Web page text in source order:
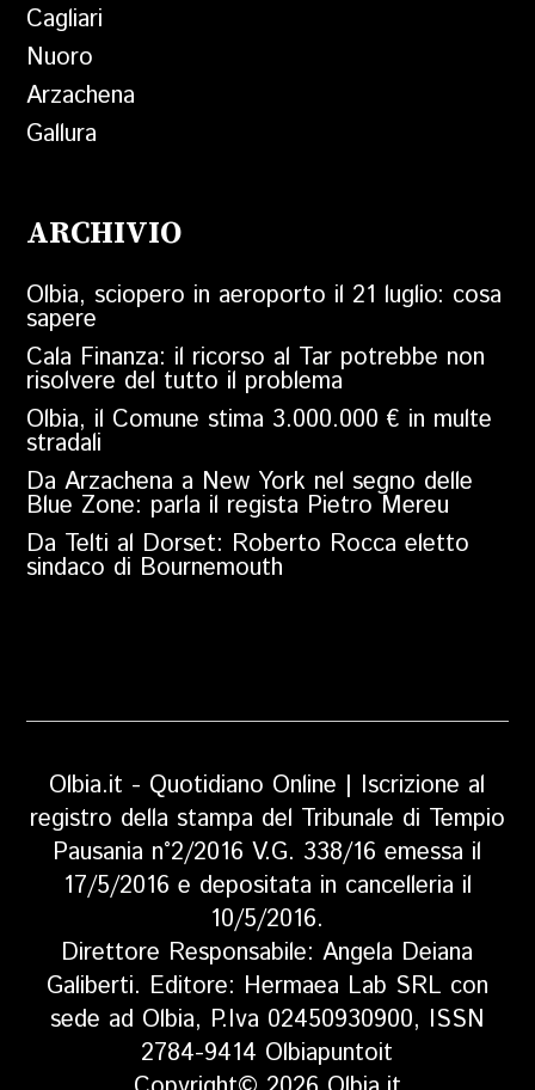
Cagliari
Nuoro
Arzachena
Gallura
ARCHIVIO
Olbia, sciopero in aeroporto il 21 luglio: cosa
sapere
Cala Finanza: il ricorso al Tar potrebbe non
risolvere del tutto il problema
Olbia, il Comune stima 3.000.000 € in multe
stradali
Da Arzachena a New York nel segno delle
Blue Zone: parla il regista Pietro Mereu
Da Telti al Dorset: Roberto Rocca eletto
sindaco di Bournemouth
Olbia.it - Quotidiano Online | Iscrizione al
registro della stampa del Tribunale di Tempio
Pausania n°2/2016 V.G. 338/16 emessa il
17/5/2016 e depositata in cancelleria il
10/5/2016.
Direttore Responsabile: Angela Deiana
Galiberti. Editore: Hermaea Lab SRL con
sede ad Olbia, P.Iva 02450930900, ISSN
2784-9414 Olbiapuntoit